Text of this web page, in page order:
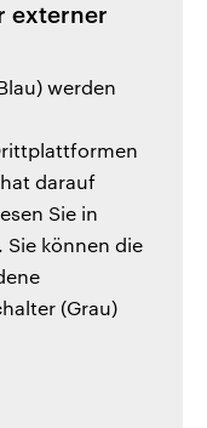
externer
werden
darauf
Sie in
. Sie können die
(Grau)